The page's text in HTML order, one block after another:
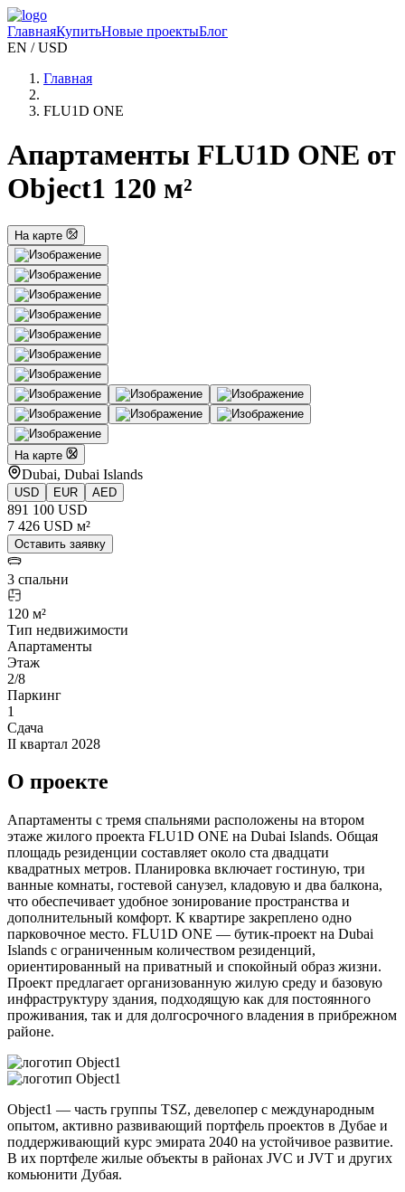
ГлавнаяКупитьНовые проектыБлог
EN / USD
Главная
FLU1D ONE
Апартаменты FLU1D ONE от
Object1 120 м²
На карте
На карте
Dubai, Dubai Islands
USD EUR AED
891 100 USD
7 426 USD м²
Оставить заявку
3 спальни
120 м²
Тип недвижимости
Апартаменты
Этаж
2/8
Паркинг
1
Сдача
II квартал 2028
О проекте
Апартаменты с тремя спальнями расположены на втором
этаже жилого проекта FLU1D ONE на Dubai Islands. Общая
площадь резиденции составляет около ста двадцати
квадратных метров. Планировка включает гостиную, три
ванные комнаты, гостевой санузел, кладовую и два балкона,
что обеспечивает удобное зонирование пространства и
дополнительный комфорт. К квартире закреплено одно
парковочное место. FLU1D ONE — бутик-проект на Dubai
Islands с ограниченным количеством резиденций,
ориентированный на приватный и спокойный образ жизни.
Проект предлагает организованную жилую среду и базовую
инфраструктуру здания, подходящую как для постоянного
проживания, так и для долгосрочного владения в прибрежном
районе.
Object1 — часть группы TSZ, девелопер с международным
опытом, активно развивающий портфель проектов в Дубае и
поддерживающий курс эмирата 2040 на устойчивое развитие.
В их портфеле жилые объекты в районах JVC и JVT и других
комьюнити Дубая.